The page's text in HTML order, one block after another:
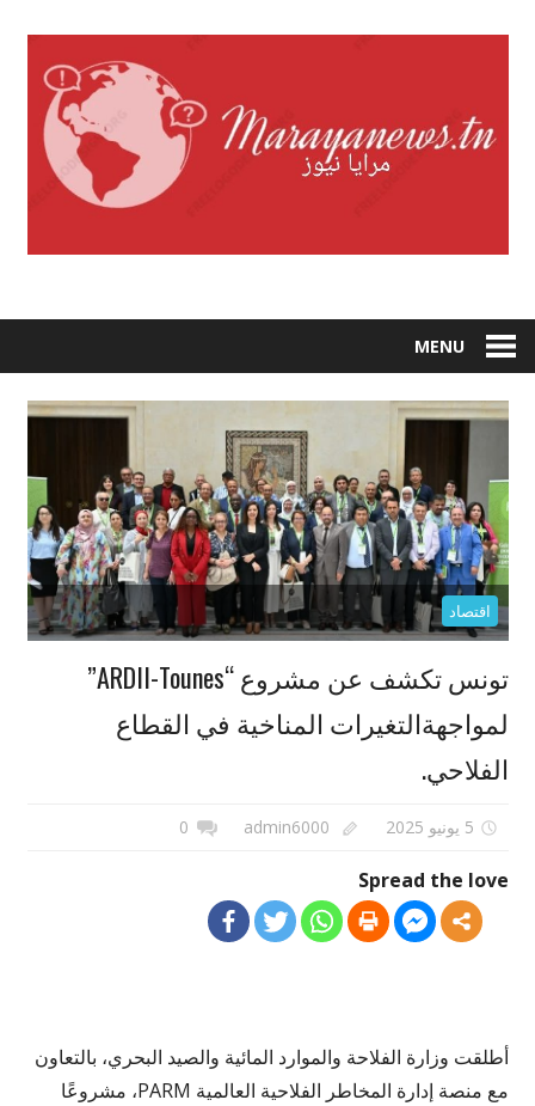
MENU
اقتصاد
تونس تكشف عن مشروع “ARDII-Tounes”
لمواجهةالتغيرات المناخية في القطاع
الفلاحي.
5 يونيو 2025 admin6000
0
Spread the love
أطلقت وزارة الفلاحة والموارد المائية والصيد البحري، بالتعاون
مع منصة إدارة المخاطر الفلاحية العالمية PARM، مشروعًا